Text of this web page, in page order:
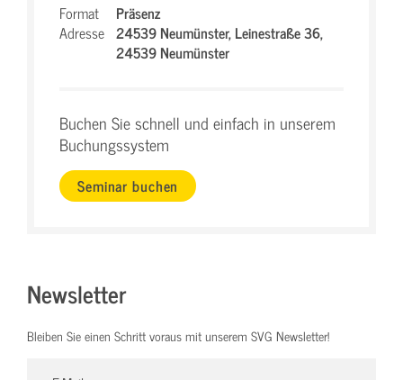
Format
Präsenz
Adresse 24539 Neumünster,Leinestraße 36,
24539 Neumünster
Buchen Sie schnell und einfach in unserem
Buchungssystem
Seminar buchen
Newsletter
Bleiben Sie einen Schritt voraus mit unserem SVG Newsletter!